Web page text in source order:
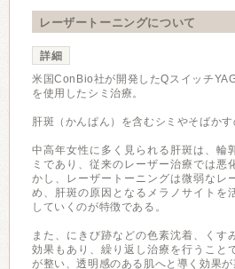
レーザートーニングについて
詳細
米国ConBio社が開発したQスイッチ
を使用したシミ治療。
肝斑（かんぱん）を含むシミやそばかす
中高年女性に多く見られる肝斑は、輪
ミであり、従来のレーザー治療では悪
かし、レーザートーニングは微弱なレ
め、肝斑の原因となるメラノサイトを
していくのが特徴である。
また、にきび跡などの色素沈着、くす
効果もあり、繰り返し治療を行うこと
が整い、透明感のある肌へと導く効果が